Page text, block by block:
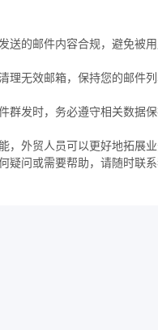
送的邮件内容合规，避免被
理无效邮箱，保持您的邮件
群发时，务必遵守相关数据
，外贸人员可以更好地拓展
疑问或需要帮助，请随时联